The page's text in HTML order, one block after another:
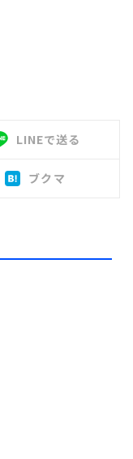
LINEで送る
ブクマ